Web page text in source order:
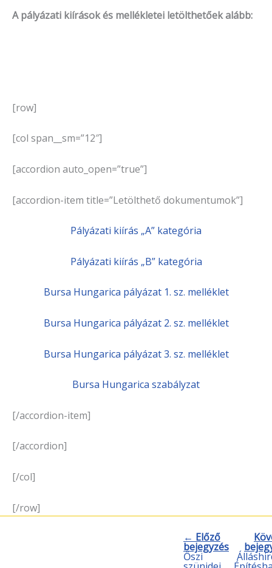
A pályázati kiírások és mellékletei letölthetőek alább:
[row]
[col span__sm=”12″]
[accordion auto_open=”true”]
[accordion-item title=”Letölthető dokumentumok”]
Pályázati kiírás „A” kategória
Pályázati kiírás „B” kategória
Bursa Hungarica pályázat 1. sz. melléklet
Bursa Hungarica pályázat 2. sz. melléklet
Bursa Hungarica pályázat 3. sz. melléklet
Bursa Hungarica szabályzat
[/accordion-item]
[/accordion]
[/col]
[/row]
← Előző
bejegyzés
Őszi